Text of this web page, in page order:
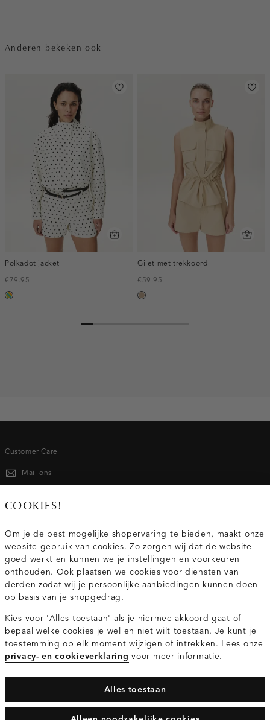
Anderen bekeken ook
Polkadot jacket
€79.95
meerkleurig
Gilet met trekkoord
€59.95
zand
Customer Care
Mail ons
020 - 3412 667
Service
Wij zijn Costes
Topcategorieën voor jou
Privacy- en cookieverklaringAlgemene Voorwaarden
COOKIES!
Om je de best mogelijke shopervaring te bieden, maakt onze
website gebruik van cookies. Zo zorgen wij dat de website
goed werkt en kunnen we je instellingen en voorkeuren
onthouden. Ook plaatsen we cookies voor diensten van
derden zodat wij je persoonlijke aanbiedingen kunnen doen
op basis van je shopgedrag.
Kies voor 'Alles toestaan' als je hiermee akkoord gaat of
bepaal welke cookies je wel en niet wilt toestaan. Je kunt je
toestemming op elk moment wijzigen of intrekken. Lees onze
privacy- en cookieverklaring voor meer informatie.
Alles toestaan